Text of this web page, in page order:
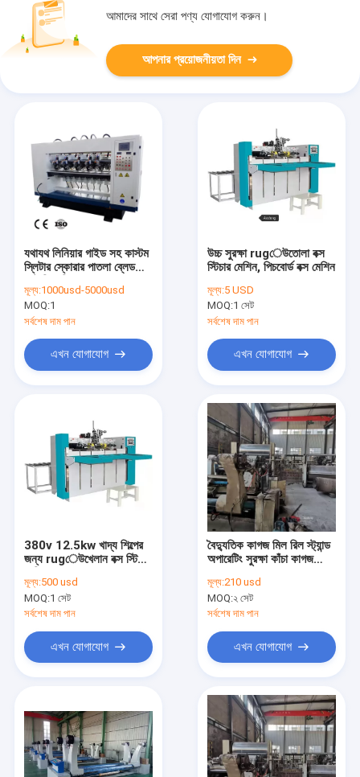
পণ্য
আমাদের সম্পর্কে
আমাদের সাথে সেরা পণ্য যোগাযোগ করুন।
আপনার প্রয়োজনীয়তা দিন
যথাযথ লিনিয়ার গাইড সহ কাস্টম
স্লিটার স্কোরার পাতলা ব্লেড
মূল্য:1000usd-5000usd
MOQ:1
সর্বশেষ দাম পান
এখন যোগাযোগ
উচ্চ সুরক্ষা rugেউতোলা বক্স
স্টিচার মেশিন, পিচবোর্ড বক্স মেশিন
মূল্য:5 USD
MOQ:1 সেট
সর্বশেষ দাম পান
এখন যোগাযোগ
380v 12.5kw খাদ্য শিল্পের
জন্য rugেউখেলান বক্স স্টিচিং
মূল্য:500 usd
MOQ:1 সেট
সর্বশেষ দাম পান
এখন যোগাযোগ
বৈদ্যুতিক কাগজ মিল রিল স্ট্যান্ড
অপারেটিং সুরক্ষা কাঁচা কাগজ
মূল্য:210 usd
MOQ:২ সেট
সর্বশেষ দাম পান
এখন যোগাযোগ